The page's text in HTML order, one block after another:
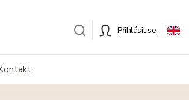
Přihlásit se